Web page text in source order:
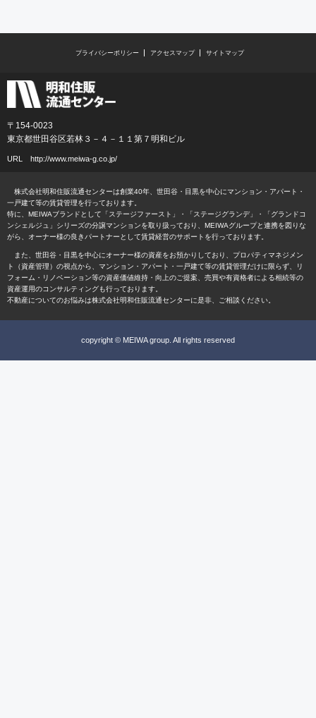
プライバシーポリシー アクセスマップ サイトマップ
〒154-0023
東京都世田谷区若林３－４－１１第７明和ビル
URL http://www.meiwa-g.co.jp/
株式会社明和住販流通センターは創業40年、世田谷・目黒を中心にマンション・アパート・
一戸建て等の賃貸管理を行っております。
特に、MEIWAブランドとして「ステージファースト」・「ステージグランデ」・「グランドコ
ンシェルジュ」シリーズの分譲マンションを取り扱っており、MEIWAグループと連携を図りな
がら、オーナー様の良きパートナーとして賃貸経営のサポートを行っております。
また、世田谷・目黒を中心にオーナー様の資産をお預かりしており、プロパティマネジメン
ト（資産管理）の視点から、マンション・アパート・一戸建て等の賃貸管理だけに限らず、リ
フォーム・リノベーション等の資産価値維持・向上のご提案、売買や有資格者による相続等の
資産運用のコンサルティングも行っております。
不動産についてのお悩みは株式会社明和住販流通センターに是非、ご相談ください。
copyright © MEIWA group. All rights reserved